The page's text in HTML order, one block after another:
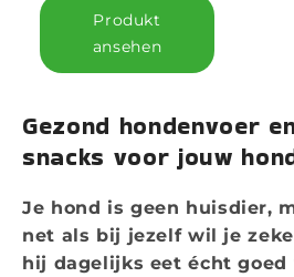
Produkt
ansehen
Gezond hondenvoer
snacks voor jouw
Je hond is geen huisdier,
net als bij jezelf wil je
hij dagelijks eet écht goed